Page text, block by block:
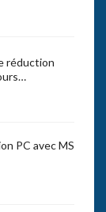
réduction
PC avec MS